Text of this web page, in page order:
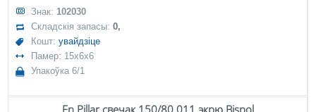
Знак: 102030
Складскія запасы:0,
Кошт:увайдзіце
Памер: 15x6x6
Упакоўка 6/1
En Pillar свечак 150/80 011 экрю Bispol